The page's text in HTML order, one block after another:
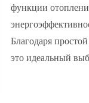
функции
Благодаря
это идеальный